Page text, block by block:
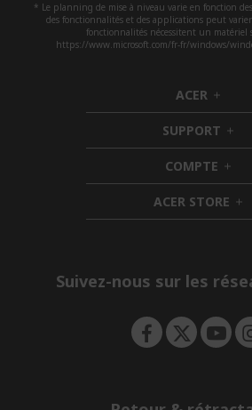
* Le planning de mise à niveau varie en fonction
des fonctionnalités et des applications peut
fonctionnalités nécessitent un matériel
https://www.microsoft.com/fr-fr/windows/
ACER h
i
d
d
e
n
SUPPORT h
i
d
d
e
n
COMPTE h
i
d
d
ACER STORE h
i
e
Suivez-nous sur les